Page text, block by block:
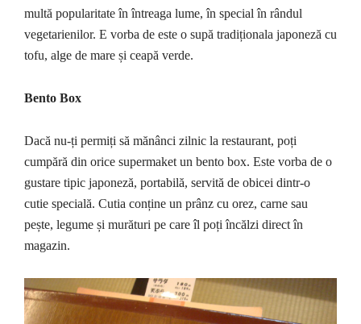
multă popularitate în întreaga lume, în special în rândul
vegetarienilor. E vorba de este o supă tradiționala japoneză cu
tofu, alge de mare și ceapă verde.
Bento Box
Dacă nu-ți permiți să mănânci zilnic la restaurant, poți
cumpără din orice supermaket un bento box. Este vorba de o
gustare tipic japoneză, portabilă, servită de obicei dintr-o
cutie specială. Cutia conține un prânz cu orez, carne sau
pește, legume și murături pe care îl poți încălzi direct în
magazin.